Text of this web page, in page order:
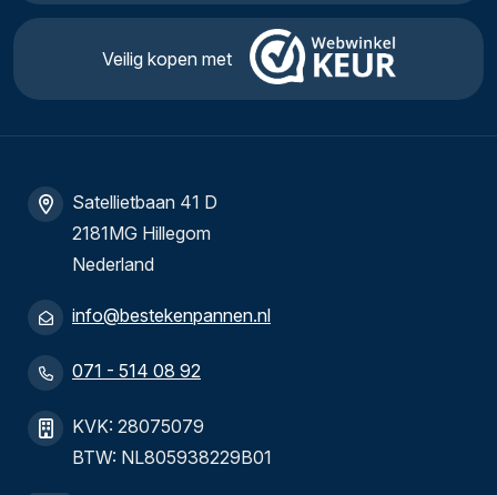
Veilig kopen met
Satellietbaan 41 D
2181MG Hillegom
Nederland
info@bestekenpannen.nl
071 - 514 08 92
KVK: 28075079
BTW: NL805938229B01